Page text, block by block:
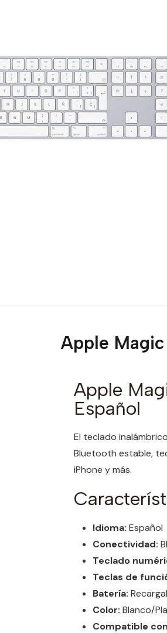
Apple
Apple
Español
El teclado
Bluetooth estable,
iPhone y más.
Idioma: Español
Conectividad:
Teclado
Teclas de
Batería:
Color: Blanco/
Compatible